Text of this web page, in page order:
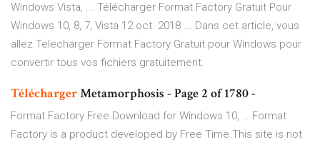
Windows Vista, ... Télécharger Format Factory Gratuit Pour
Windows 10, 8, 7, Vista 12 oct. 2018 ... Dans cet article, vous
allez Telecharger Format Factory Gratuit pour Windows pour
convertir tous vos fichiers gratuitement.
TéléchargerMetamorphosis - Page 2 of 1780 -
Format Factory Free Download for Windows 10, … Format
Factory is a product developed by Free Time.This site is not